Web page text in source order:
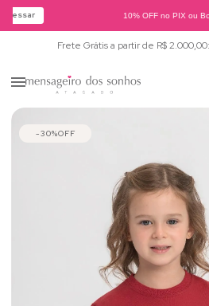
10% OFF no PIX ou
Frete Grátis a partir de R$
30%OFF